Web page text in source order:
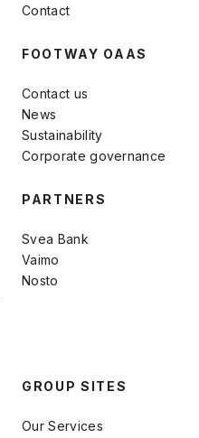
Contact
FOOTWAY OAAS
Contact us
News
Sustainability
Corporate governance
PARTNERS
Svea Bank
Vaimo
Nosto
GROUP SITES
Our Services